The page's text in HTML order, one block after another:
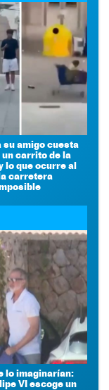
su amigo cuesta
un carrito de la
lo que ocurre al
carretera
lo imaginarían:
VI escoge un